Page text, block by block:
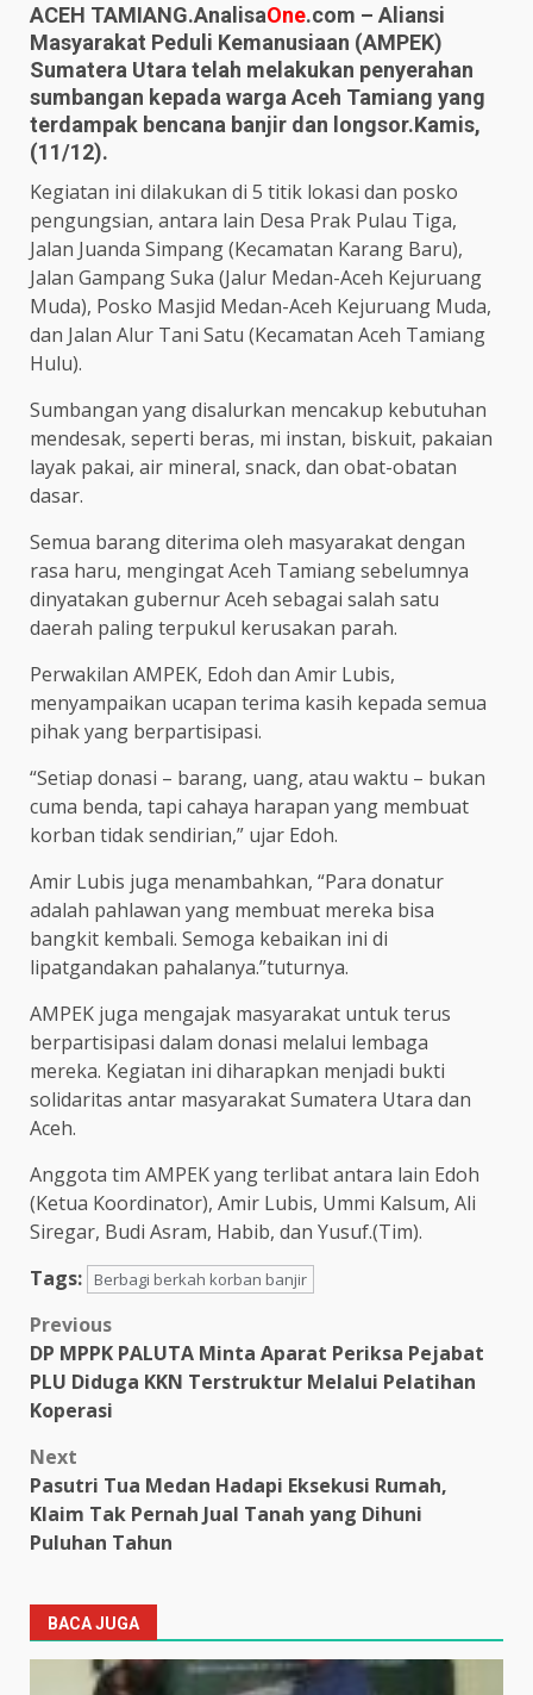
ACEH TAMIANG.AnalisaOne.com – Aliansi
Masyarakat Peduli Kemanusiaan (AMPEK)
Sumatera Utara telah melakukan penyerahan
sumbangan kepada warga Aceh Tamiang yang
terdampak bencana banjir dan longsor.Kamis,
(11/12).
Kegiatan ini dilakukan di 5 titik lokasi dan posko
pengungsian, antara lain Desa Prak Pulau Tiga,
Jalan Juanda Simpang (Kecamatan Karang Baru),
Jalan Gampang Suka (Jalur Medan-Aceh Kejuruang
Muda), Posko Masjid Medan-Aceh Kejuruang Muda,
dan Jalan Alur Tani Satu (Kecamatan Aceh Tamiang
Hulu).
Sumbangan yang disalurkan mencakup kebutuhan
mendesak, seperti beras, mi instan, biskuit, pakaian
layak pakai, air mineral, snack, dan obat-obatan
dasar.
Semua barang diterima oleh masyarakat dengan
rasa haru, mengingat Aceh Tamiang sebelumnya
dinyatakan gubernur Aceh sebagai salah satu
daerah paling terpukul kerusakan parah.
Perwakilan AMPEK, Edoh dan Amir Lubis,
menyampaikan ucapan terima kasih kepada semua
pihak yang berpartisipasi.
“Setiap donasi – barang, uang, atau waktu – bukan
cuma benda, tapi cahaya harapan yang membuat
korban tidak sendirian,” ujar Edoh.
Amir Lubis juga menambahkan, “Para donatur
adalah pahlawan yang membuat mereka bisa
bangkit kembali. Semoga kebaikan ini di
lipatgandakan pahalanya.”tuturnya.
AMPEK juga mengajak masyarakat untuk terus
berpartisipasi dalam donasi melalui lembaga
mereka. Kegiatan ini diharapkan menjadi bukti
solidaritas antar masyarakat Sumatera Utara dan
Aceh.
Anggota tim AMPEK yang terlibat antara lain Edoh
(Ketua Koordinator), Amir Lubis, Ummi Kalsum, Ali
Siregar, Budi Asram, Habib, dan Yusuf.(Tim).
Tags:
Berbagi berkah korban banjir
Post
navigation
Previous
DP MPPK PALUTA Minta Aparat Periksa Pejabat
PLU Diduga KKN Terstruktur Melalui Pelatihan
Koperasi
Next
Pasutri Tua Medan Hadapi Eksekusi Rumah,
Klaim Tak Pernah Jual Tanah yang Dihuni
Puluhan Tahun
BACA JUGA